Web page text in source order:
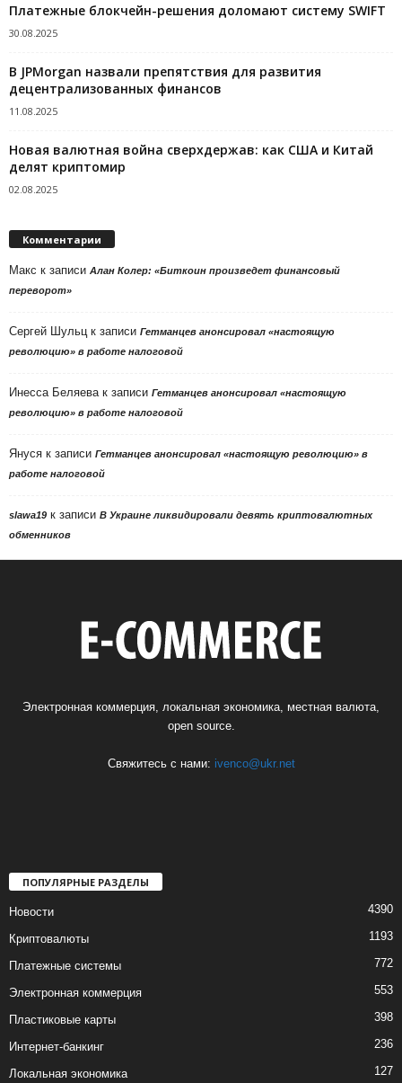
Платежные блокчейн-решения доломают систему SWIFT
30.08.2025
В JPMorgan назвали препятствия для развития
децентрализованных финансов
11.08.2025
Новая валютная война сверхдержав: как США и Китай
делят криптомир
02.08.2025
Комментарии
Макс к записи Алан Колер: «Биткоин произведет финансовый
переворот»
Сергей Шульц к записи Гетманцев анонсировал «настоящую
революцию» в работе налоговой
Инесса Беляева к записи Гетманцев анонсировал «настоящую
революцию» в работе налоговой
Януся к записи Гетманцев анонсировал «настоящую революцию» в
работе налоговой
slawa19 к записи В Украине ликвидировали девять криптовалютных
обменников
Электронная коммерция, локальная экономика, местная валюта,
open source.
Свяжитесь с нами: ivenco@ukr.net
ПОПУЛЯРНЫЕ РАЗДЕЛЫ
Новости 4390
Криптовалюты 1193
Платежные системы 772
Электронная коммерция 553
Пластиковые карты 398
Интернет-банкинг 236
Локальная экономика 127